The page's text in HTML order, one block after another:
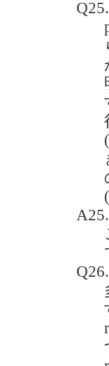
Q25.
A25.
Q26.